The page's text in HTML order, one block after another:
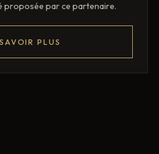
proposée par ce partenaire.
PLUS